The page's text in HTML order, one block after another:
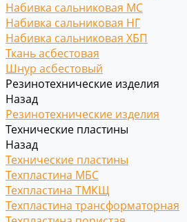
Набивка сальниковая МС
Набивка сальниковая НГ
Набивка сальниковая ХБП
Ткань асбестовая
Шнур асбестовый
Резинотехнические изделия
Назад
Резинотехнические изделия
Технические пластины
Назад
Технические пластины
Техпластина МБС
Техпластина ТМКЩ
Техпластина трансформаторная